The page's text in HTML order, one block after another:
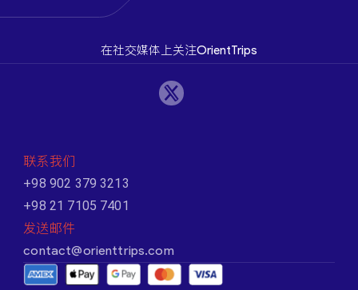
在社交媒体上关注OrientTrips
联系我们
+98 902 379 3213
+98 21 7105 7401
发送邮件
contact@orienttrips.com